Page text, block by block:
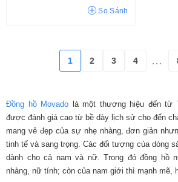
Tối giản Hiện đại Công sở Thể thao
Cổ điển
Thời trang
So Sánh
1 2 3 4 ...
Đồng hồ Movado là một thương hiệu đến từ
được đánh giá cao từ bề dày lịch sử cho đến
mang vẻ đẹp của sự nhẹ nhàng, đơn giản
tinh tế và sang trọng. Các đối tượng của dòng
dành cho cả nam và nữ. Trong đó đồng hồ
nhàng, nữ tính; còn của nam giới thì mạnh mẽ,